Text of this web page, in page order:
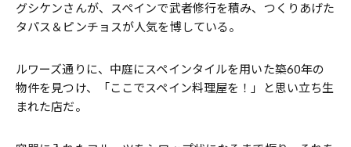
グシケンさんが、スペインで武者修行を積み、つくりあげた
タパス＆ピンチョスが人気を博している。
ルワーズ通りに、中庭にスペインタイルを用いた築60年の
物件を見つけ、「ここでスペイン料理屋を！」と思い立ち生
まれた店だ。